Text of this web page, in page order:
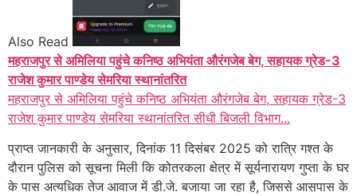
Also Read
महराजपुर से अमिलिया पहुंचे कनिष्ठ अभियंता औरंगजेब बेग, सहायक ग्रेड-3
राजेश कुमार पाण्डेय सेमरिया स्थानांतरित
महराजपुर से अमिलिया पहुंचे कनिष्ठ अभियंता औरंगजेब बेग, सहायक ग्रेड-3
राजेश कुमार पाण्डेय सेमरिया स्थानांतरित सीधी बिजली विभाग...
प्राप्त जानकारी के अनुसार, दिनांक 11 दिसंबर 2025 को रात्रि गश्त के
दौरान पुलिस को सूचना मिली कि कोतरकला क्षेत्र में सूर्यनारायण गुप्ता के घर
के पास अत्यधिक तेज आवाज में डी.जे. बजाया जा रहा है, जिससे आसपास के